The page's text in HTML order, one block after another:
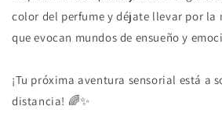
color del perfume y déjate llevar por la
que evocan mundos de ensueño y
¡Tu próxima aventura sensorial está a
distancia! 🌈✨